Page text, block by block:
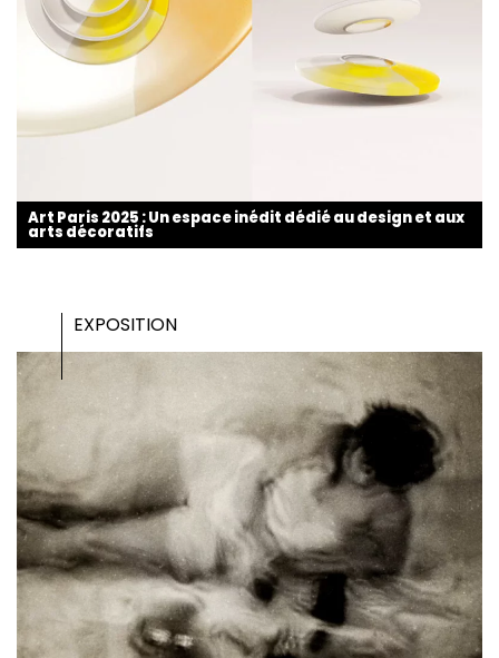
Art Paris 2025 : Un espace inédit dédié au design et aux
arts décoratifs
EXPOSITION